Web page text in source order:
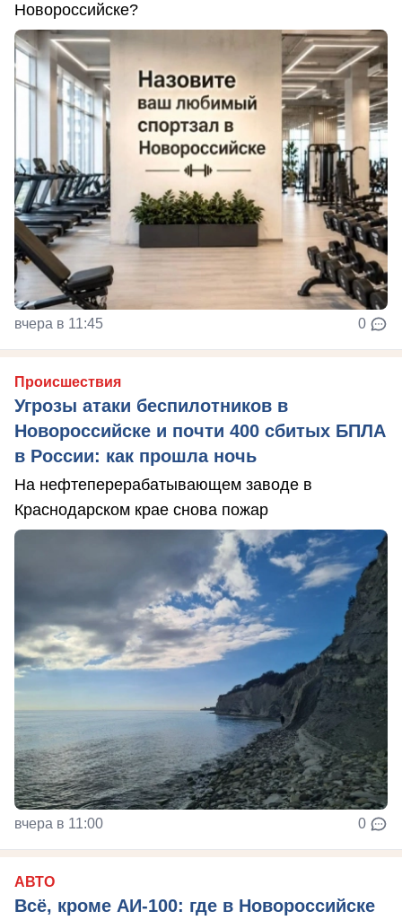
Новороссийске?
вчера в 11:45 0
Происшествия
Угрозы атаки беспилотников в
Новороссийске и почти 400 сбитых БПЛА
в России: как прошла ночь
На нефтеперерабатывающем заводе в
Краснодарском крае снова пожар
вчера в 11:00 0
АВТО
Всё, кроме АИ-100: где в Новороссийске